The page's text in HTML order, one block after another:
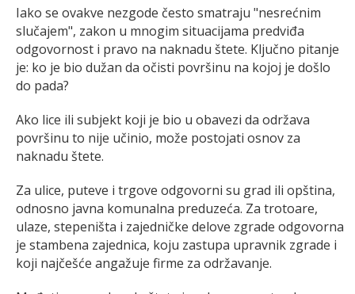
Iako se ovakve nezgode često smatraju "nesrećnim
slučajem", zakon u mnogim situacijama predviđa
odgovornost i pravo na naknadu štete. Ključno pitanje
je: ko je bio dužan da očisti površinu na kojoj je došlo
do pada?
Ako lice ili subjekt koji je bio u obavezi da održava
površinu to nije učinio, može postojati osnov za
naknadu štete.
Za ulice, puteve i trgove odgovorni su grad ili opština,
odnosno javna komunalna preduzeća. Za trotoare,
ulaze, stepeništa i zajedničke delove zgrade odgovorna
je stambena zajednica, koju zastupa upravnik zgrade i
koji najčešće angažuje firme za održavanje.